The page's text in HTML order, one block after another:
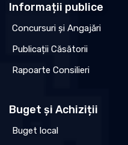
Informații publice
Concursuri și Angajări
Publicații Căsătorii
Rapoarte Consilieri
Buget și Achiziții
Buget local